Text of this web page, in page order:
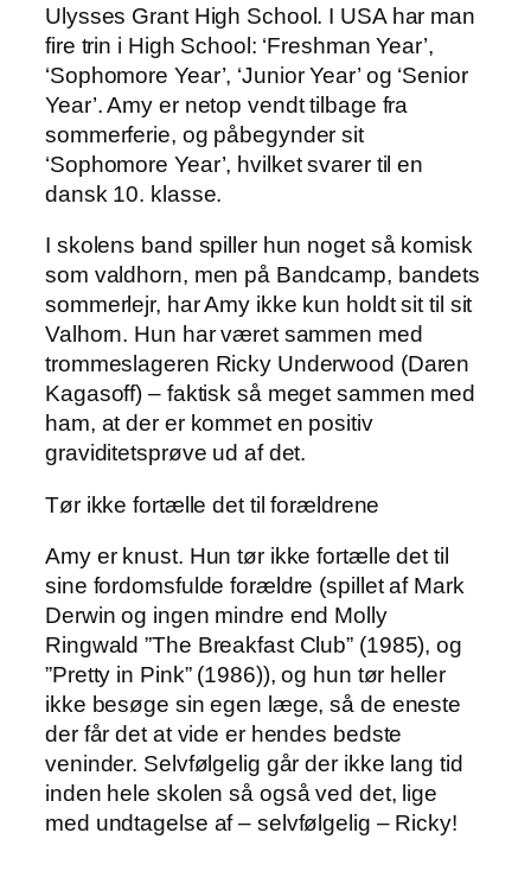
Ulysses Grant High School. I USA har man
fire trin i High School: ‘Freshman Year’,
‘Sophomore Year’, ‘Junior Year’ og ‘Senior
Year’. Amy er netop vendt tilbage fra
sommerferie, og påbegynder sit
‘Sophomore Year’, hvilket svarer til en
dansk 10. klasse.
I skolens band spiller hun noget så komisk
som valdhorn, men på Bandcamp, bandets
sommerlejr, har Amy ikke kun holdt sit til sit
Valhorn. Hun har været sammen med
trommeslageren Ricky Underwood (Daren
Kagasoff) – faktisk så meget sammen med
ham, at der er kommet en positiv
graviditetsprøve ud af det.
Tør ikke fortælle det til forældrene
Amy er knust. Hun tør ikke fortælle det til
sine fordomsfulde forældre (spillet af Mark
Derwin og ingen mindre end Molly
Ringwald ”The Breakfast Club” (1985), og
”Pretty in Pink” (1986)), og hun tør heller
ikke besøge sin egen læge, så de eneste
der får det at vide er hendes bedste
veninder. Selvfølgelig går der ikke lang tid
inden hele skolen så også ved det, lige
med undtagelse af – selvfølgelig – Ricky!